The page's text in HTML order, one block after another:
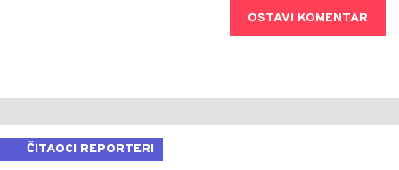
OSTAVI KOMENTAR
ČITAOCI REPORTERI